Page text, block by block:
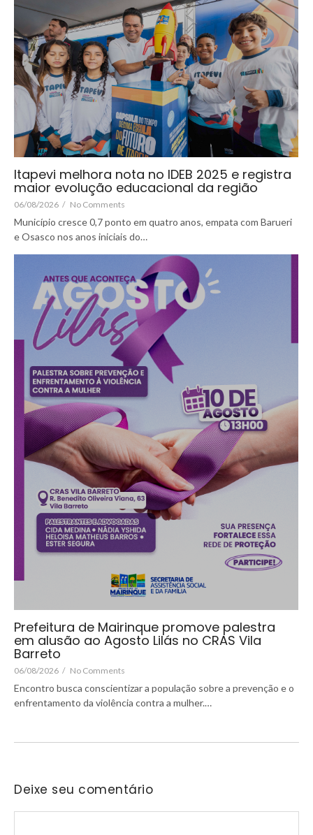
Itapevi melhora nota no IDEB 2025 e registra
maior evolução educacional da região
06/08/2026 / No Comments
Município cresce 0,7 ponto em quatro anos, empata com Barueri
e Osasco nos anos iniciais do…
Prefeitura de Mairinque promove palestra
em alusão ao Agosto Lilás no CRAS Vila
Barreto
06/08/2026 / No Comments
Encontro busca conscientizar a população sobre a prevenção e o
enfrentamento da violência contra a mulher.…
Deixe seu comentário